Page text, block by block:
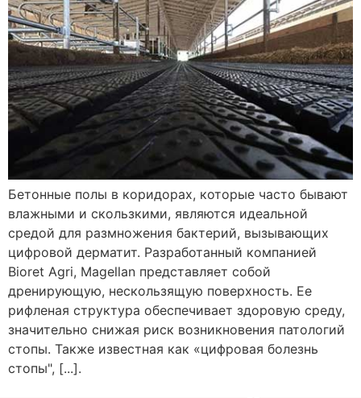
Бетонные полы в коридорах, которые часто бывают
влажными и скользкими, являются идеальной
средой для размножения бактерий, вызывающих
цифровой дерматит. Разработанный компанией
Bioret Agri, Magellan представляет собой
дренирующую, нескользящую поверхность. Ее
рифленая структура обеспечивает здоровую среду,
значительно снижая риск возникновения патологий
стопы. Также известная как «цифровая болезнь
стопы", [...].